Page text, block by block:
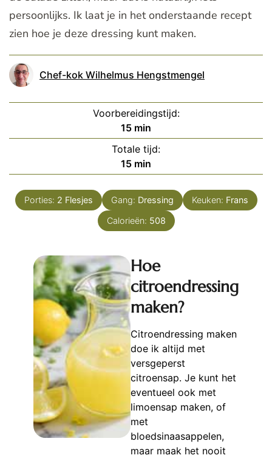
persoonlijks. Ik laat je in het onderstaande recept
zien hoe je deze dressing kunt maken.
Chef-kok Wilhelmus Hengstmengel
Voorbereidingstijd:
15minuten
min
Totale tijd:
15minuten
min
Porties: 2 Flesjes Gang: Dressing Keuken: Frans
Calorieën: 508
Hoe
citroendressing
maken?
Citroendressing maken
doe ik altijd met
versgeperst
citroensap. Je kunt het
eventueel ook met
limoensap maken, of
met
bloedsinaasappelen,
maar maak het nooit